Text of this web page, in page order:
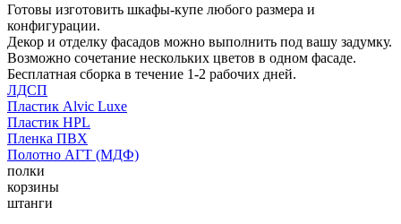
Готовы изготовить шкафы-купе любого размера и
конфигурации.
Декор и отделку фасадов можно выполнить под вашу задумку.
Возможно сочетание нескольких цветов в одном фасаде.
Бесплатная сборка в течение 1-2 рабочих дней.
ЛДСП
Пластик Alvic Luxe
Пластик HPL
Пленка ПВХ
Полотно АГТ (МДФ)
полки
корзины
штанги